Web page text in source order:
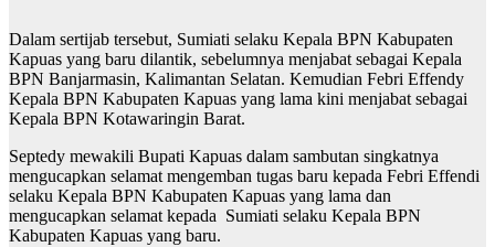
Dalam sertijab tersebut, Sumiati selaku Kepala BPN Kabupaten
Kapuas yang baru dilantik, sebelumnya menjabat sebagai Kepala
BPN Banjarmasin, Kalimantan Selatan. Kemudian Febri Effendy
Kepala BPN Kabupaten Kapuas yang lama kini menjabat sebagai
Kepala BPN Kotawaringin Barat.
Septedy mewakili Bupati Kapuas dalam sambutan singkatnya
mengucapkan selamat mengemban tugas baru kepada Febri Effendi
selaku Kepala BPN Kabupaten Kapuas yang lama dan
mengucapkan selamat kepada Sumiati selaku Kepala BPN
Kabupaten Kapuas yang baru.